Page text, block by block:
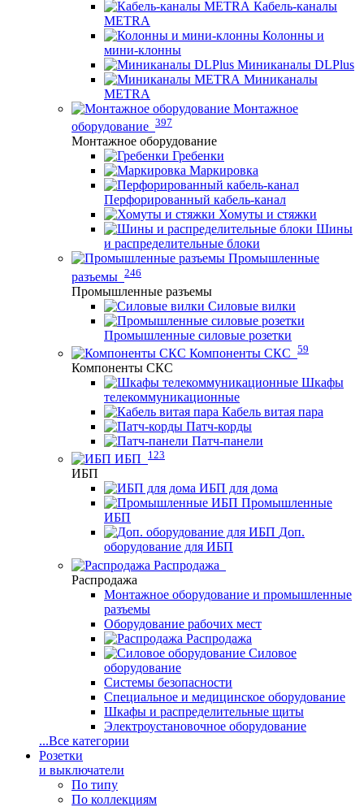
Кабель-каналы
METRA
Колонны и
мини-клонны
Миниканалы DLPlus
Миниканалы
METRA
Монтажное
оборудование 397
Монтажное оборудование
Гребенки
Маркировка
Перфорированный кабель-канал
Хомуты и стяжки
Шины
и распределительные блоки
Промышленные
разъемы 246
Промышленные разъемы
Силовые вилки
Промышленные силовые розетки
Компоненты СКС 59
Компоненты СКС
Шкафы
телекоммуникационные
Кабель витая пара
Патч-корды
Патч-панели
ИБП
123
ИБП
ИБП для дома
Промышленные
ИБП
Доп.
оборудование для ИБП
Распродажа
Распродажа
Монтажное оборудование и промышленные
разъемы
Оборудование рабочих мест
Распродажа
Силовое
оборудование
Системы безопасности
Специальное и медицинское оборудование
Шкафы и распределительные щиты
Электроустановочное оборудование
...Все категории
Розетки
и выключатели
По типу
По коллекциям